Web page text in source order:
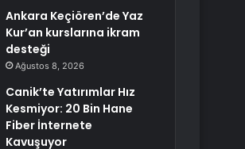
Ankara Keçiören’de Yaz
Kur’an kurslarına ikram
desteği
Ağustos 8, 2026
Canik’te Yatırımlar Hız
Kesmiyor: 20 Bin Hane
Fiber İnternete
Kavuşuyor